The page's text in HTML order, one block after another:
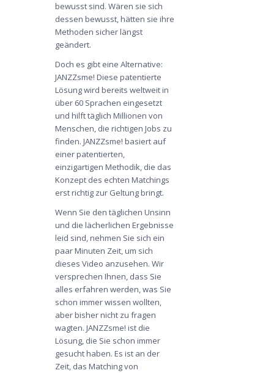
bewusst sind. Wären sie sich
dessen bewusst, hätten sie ihre
Methoden sicher längst
geändert.
Doch es gibt eine Alternative:
JANZZsme! Diese patentierte
Lösung wird bereits weltweit in
über 60 Sprachen eingesetzt
und hilft täglich Millionen von
Menschen, die richtigen Jobs zu
finden. JANZZsme! basiert auf
einer patentierten,
einzigartigen Methodik, die das
Konzept des echten Matchings
erst richtig zur Geltung bringt.
Wenn Sie den täglichen Unsinn
und die lächerlichen Ergebnisse
leid sind, nehmen Sie sich ein
paar Minuten Zeit, um sich
dieses Video anzusehen. Wir
versprechen Ihnen, dass Sie
alles erfahren werden, was Sie
schon immer wissen wollten,
aber bisher nicht zu fragen
wagten. JANZZsme! ist die
Lösung, die Sie schon immer
gesucht haben. Es ist an der
Zeit, das Matching von